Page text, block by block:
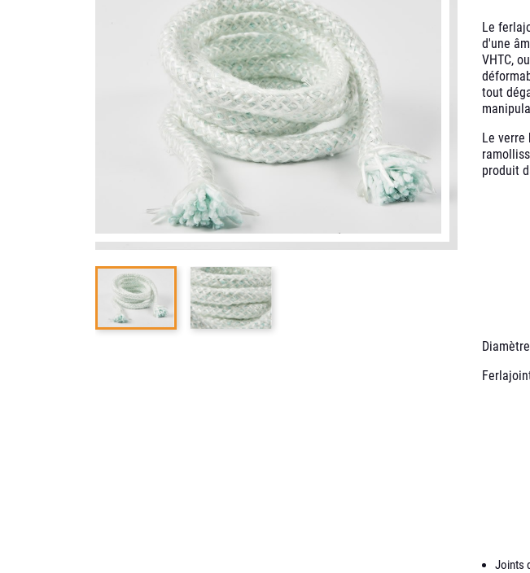
Le
d'une
VHTC,
tout
Le
produit
Joints